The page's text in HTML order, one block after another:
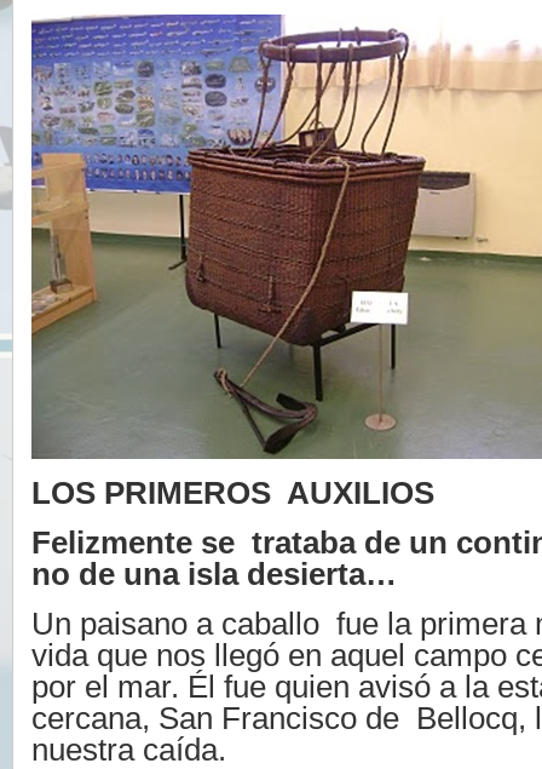
LOS PRIMEROS AUXILIOS
Felizmente se trataba de un
no de una isla desierta…
Un paisano a caballo fue la primera
vida que nos llegó en aquel campo
por el mar. Él fue quien avisó a la
cercana, San Francisco de Bellocq,
nuestra caída.